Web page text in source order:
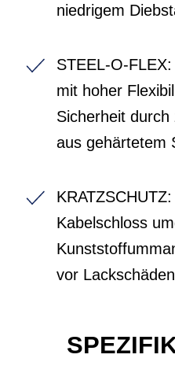
niedrigem
STEEL-O-
mit hoher
Sicherheit
aus gehärtetem
Kabelschloss
vor